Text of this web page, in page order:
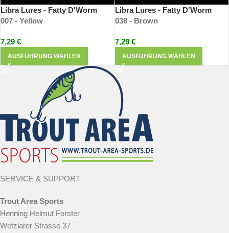
Libra Lures - Fatty D'Worm
007 - Yellow
7,29 €
AUSFÜHRUNG WÄHLEN
Libra Lures - Fatty D'Worm
038 - Brown
7,29 €
AUSFÜHRUNG WÄHLEN
SERVICE & SUPPORT
Trout Area Sports
Henning Helmut Forster
Wetzlarer Strasse 37